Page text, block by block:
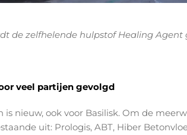
de zelfhelende hulpstof Healing Agent
veel partijen gevolgd
nieuw, ook voor Basilisk. Om de
uit: Prologis, ABT, Hiber